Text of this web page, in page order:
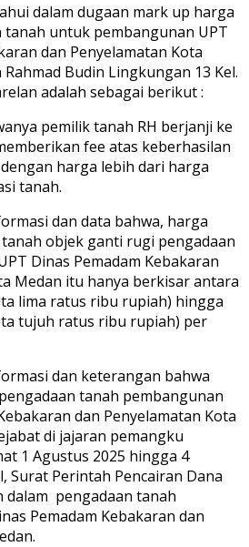
dalam dugaan mark up harga
tanah untuk pembangunan UPT
dan Penyelamatan Kota
Budin Lingkungan 13 Kel.
adalah sebagai berikut :
pemilik tanah RH berjanji ke
fee atas keberhasilan
harga lebih dari harga
tanah.
dan data bahwa, harga
objek ganti rugi pengadaan
Dinas Pemadam Kebakaran
Medan itu hanya berkisar antara
lima ratus ribu rupiah) hingga
tujuh ratus ribu rupiah) per
dan keterangan bahwa
tanah pembangunan
dan Penyelamatan Kota
di jajaran pemangku
1 Agustus 2025 hingga 4
Surat Perintah Pencairan Dana
dalam pengadaan tanah
Pemadam Kebakaran dan